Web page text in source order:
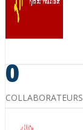
0
COLLABORATEURS